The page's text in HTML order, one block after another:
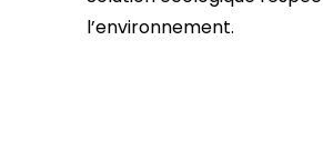
l’environnement.